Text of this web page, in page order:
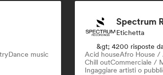
Dance music
Spectrum
Etichetta
&gt; 4200 risposte
Acid houseAfro House /
Chill outCommerciale /
Ingaggiare artisti o